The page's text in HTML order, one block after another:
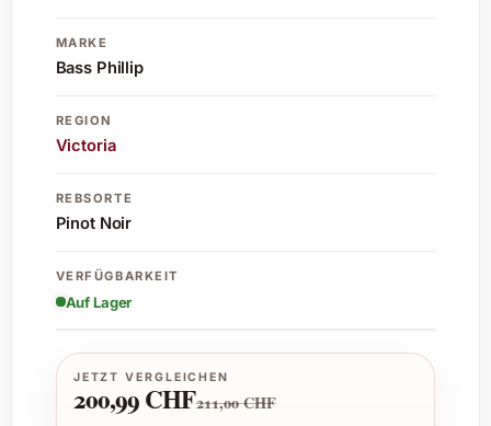
MARKE
Bass Phillip
REGION
Victoria
REBSORTE
Pinot Noir
VERFÜGBARKEIT
Auf Lager
JETZT VERGLEICHEN
200,99 CHF211,00 CHF